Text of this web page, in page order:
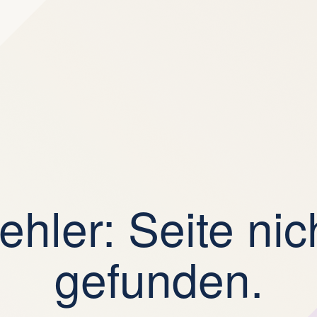
Seite
gefunden.